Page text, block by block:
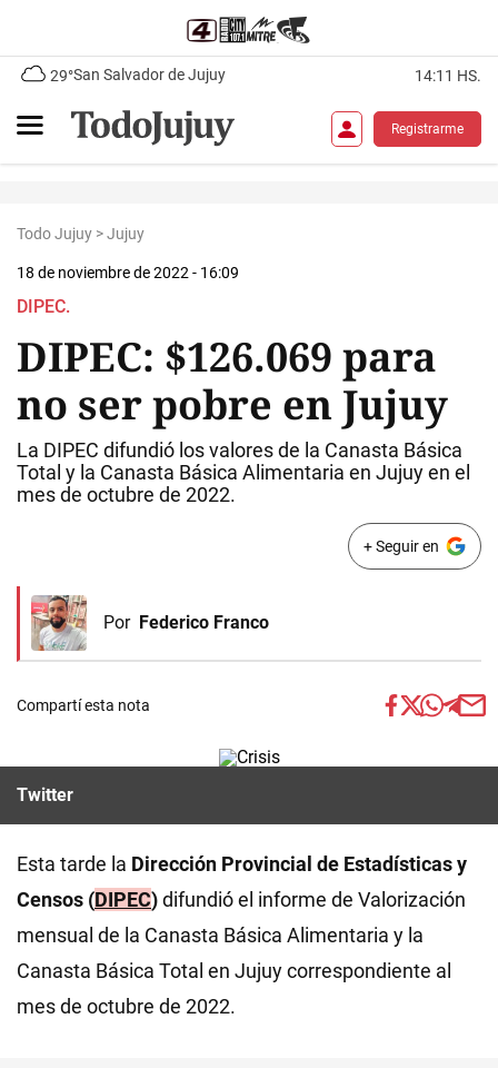
29°San Salvador de Jujuy 14:11 HS.
Registrarme
Todo Jujuy >Jujuy
18 de noviembre de 2022 - 16:09
DIPEC.
DIPEC: $126.069 para
no ser pobre en Jujuy
La DIPEC difundió los valores de la Canasta Básica
Total y la Canasta Básica Alimentaria en Jujuy en el
mes de octubre de 2022.
+ Seguir en
Por Federico Franco
Compartí esta nota
Twitter
Esta tarde la Dirección Provincial de Estadísticas y
Censos (DIPEC)difundió el informe de Valorización
mensual de la Canasta Básica Alimentaria y la
Canasta Básica Total en Jujuy correspondiente al
mes de octubre de 2022.